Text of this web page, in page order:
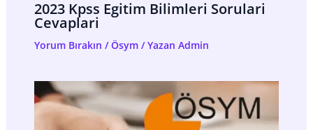
2023 Kpss Egitim Bilimleri Sorulari
Cevaplari
Yorum Bırakın /Ösym/ Yazan Admin